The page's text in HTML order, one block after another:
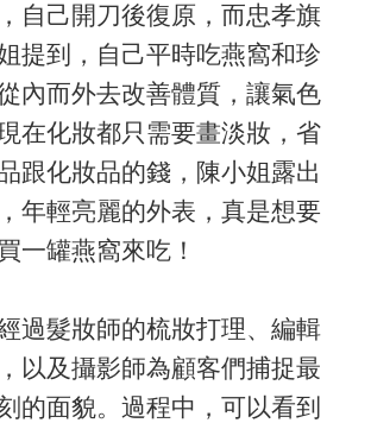
自己開刀後復原，而忠孝旗
提到，自己平時吃燕窩和珍
內而外去改善體質，讓氣色
在化妝都只需要畫淡妝，省
跟化妝品的錢，陳小姐露出
年輕亮麗的外表，真是想要
一罐燕窩來吃！
過髮妝師的梳妝打理、編輯
以及攝影師為顧客們捕捉最
的面貌。過程中，可以看到